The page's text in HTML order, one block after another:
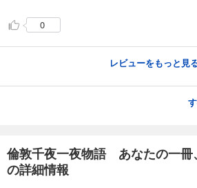
0
レビューをもっと見
倫敦千夜一夜物語 あなたの一冊
の詳細情報